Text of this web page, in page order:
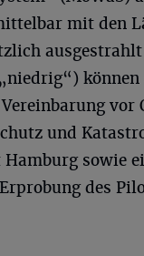
mit den
und
Hamburg sowie
des